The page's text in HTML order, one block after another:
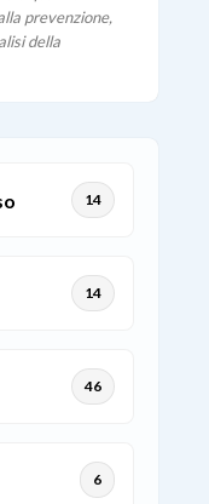
prevenzione,
della
14
14
46
6